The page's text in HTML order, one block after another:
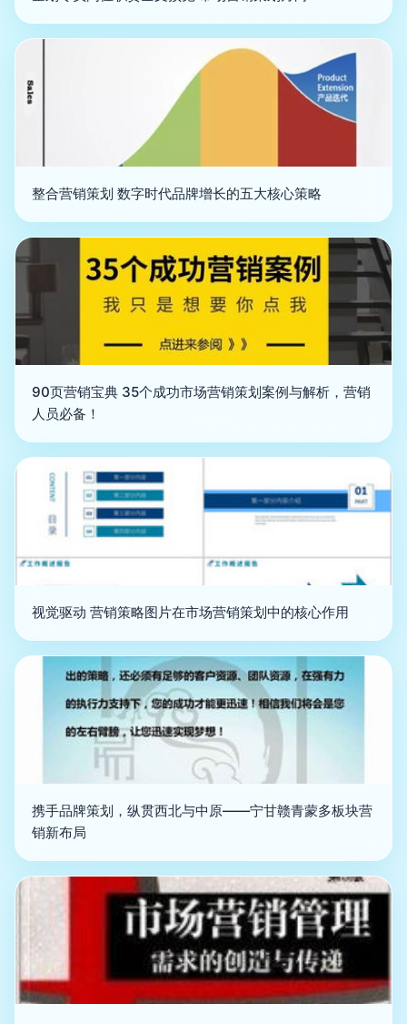
整合营销策划 数字时代品牌增长的五大核心策略
90页营销宝典 35个成功市场营销策划案例与解析，营销
人员必备！
视觉驱动 营销策略图片在市场营销策划中的核心作用
携手品牌策划，纵贯西北与中原——宁甘赣青蒙多板块营
销新布局